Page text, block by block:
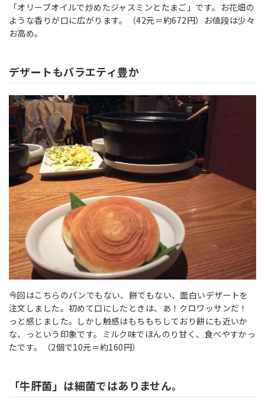
「オリーブオイルで炒めたジャスミンとたまご」です。お花畑の
ような香りが口に広がります。（42元＝約672円）お値段は少々
お高め。
デザートもバラエティ豊か
今回はこちらのパンでもない、餅でもない、面白いデザートを
注文しました。初めて口にしたときは、あ！クロワッサンだ！
っと感じました。しかし触感はもちもちしており餅にも近いか
な、っという印象です。ミルク味でほんのり甘く、食べやすかっ
たです。（2個で10元＝約160円）
「牛肝菌」は細菌ではありません。